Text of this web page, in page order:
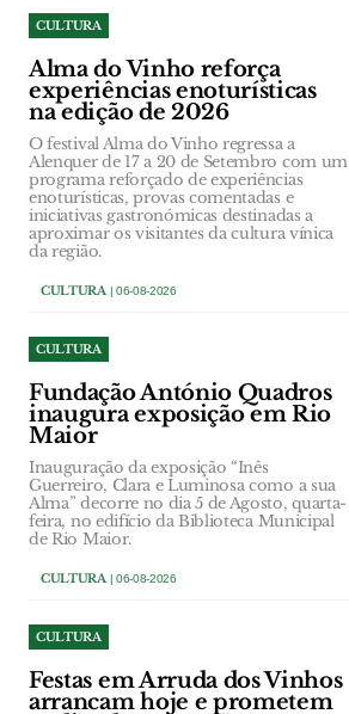
CULTURA
Alma do Vinho reforça
experiências enoturísticas
na edição de 2026
O festival Alma do Vinho regressa a
Alenquer de 17 a 20 de Setembro com um
programa reforçado de experiências
enoturísticas, provas comentadas e
iniciativas gastronómicas destinadas a
aproximar os visitantes da cultura vínica
da região.
CULTURA| 06-08-2026
CULTURA
Fundação António Quadros
inaugura exposição em Rio
Maior
Inauguração da exposição “Inês
Guerreiro, Clara e Luminosa como a sua
Alma” decorre no dia 5 de Agosto, quarta-
feira, no edifício da Biblioteca Municipal
de Rio Maior.
CULTURA| 06-08-2026
CULTURA
Festas em Arruda dos Vinhos
arrancam hoje e prometem